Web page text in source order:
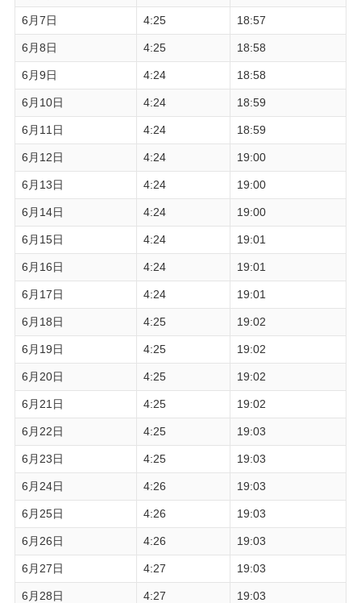
6月7日 4:25 18:57
6月8日 4:25 18:58
6月9日 4:24 18:58
6月10日 4:24 18:59
6月11日 4:24 18:59
6月12日 4:24 19:00
6月13日 4:24 19:00
6月14日 4:24 19:00
6月15日 4:24 19:01
6月16日 4:24 19:01
6月17日 4:24 19:01
6月18日 4:25 19:02
6月19日 4:25 19:02
6月20日 4:25 19:02
6月21日 4:25 19:02
6月22日 4:25 19:03
6月23日 4:25 19:03
6月24日 4:26 19:03
6月25日 4:26 19:03
6月26日 4:26 19:03
6月27日 4:27 19:03
6月28日 4:27 19:03